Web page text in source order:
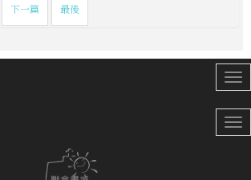
下一篇 最後